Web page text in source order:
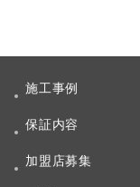
施工事例
保証内容
加盟店募集